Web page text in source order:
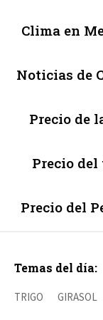
Clima en
Noticias de
Precio de
Precio
Precio del
Temas del día:
TRIGO GIRASOL